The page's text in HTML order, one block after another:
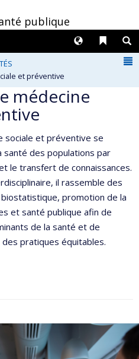
publique
Liens
Langues
et préventive
médecine
sociale et préventive se
santé des populations par
le transfert de connaissances.
il rassemble des
promotion de la
et santé publique afin de
de la santé et de
pratiques équitables.